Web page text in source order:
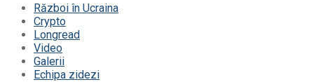
Război în Ucraina
Crypto
Longread
Video
Galerii
Echipa zidezi